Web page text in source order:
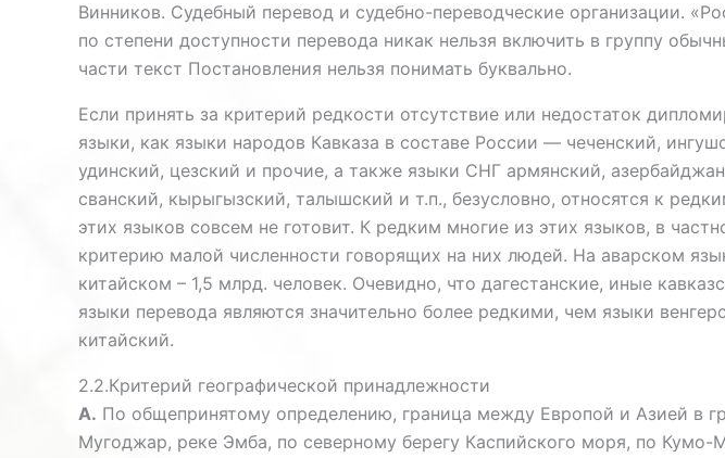
Винников. Судебный перевод и судебно-переводческие организации.
по степени доступности перевода никак нельзя включить в группу
части текст Постановления нельзя понимать буквально.
Если принять за критерий редкости отсутствие или недостаток
языки, как языки народов Кавказа в составе России — чеченский,
удинский, цезский и прочие, а также языки СНГ армянский,
сванский, кырыгызский, талышский и т.п., безусловно, относятся к
этих языков совсем не готовит. К редким многие из этих языков, в
критерию малой численности говорящих на них людей. На аварском
китайском – 1,5 млрд. человек. Очевидно, что дагестанские, иные
языки перевода являются значительно более редкими, чем языки
китайский.
2.2.Критерий географической принадлежности
А. По общепринятому определению, граница между Европой и Азией в
Мугоджар, реке Эмба, по северному берегу Каспийского моря, по